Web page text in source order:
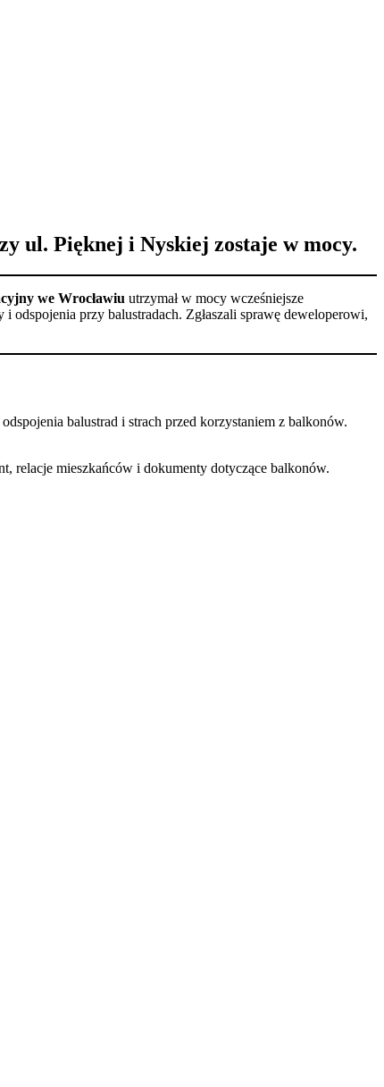
ul. Pięknej i Nyskiej zostaje w mocy.
we Wrocławiu utrzymał w mocy wcześniejsze
odspojenia przy balustradach. Zgłaszali sprawę deweloperowi,
balustrad i strach przed korzystaniem z balkonów.
relacje mieszkańców i dokumenty dotyczące balkonów.